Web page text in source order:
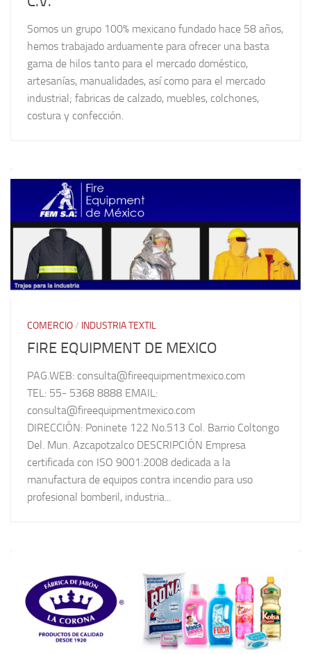
Somos un grupo 100% mexicano fundado hace 58 años,
hemos trabajado arduamente para ofrecer una basta
gama de hilos tanto para el mercado doméstico,
artesanías, manualidades, así como para el mercado
industrial; fabricas de calzado, muebles, colchones,
costura y confección.
COMERCIO/ INDUSTRIA TEXTIL
FIRE EQUIPMENT DE MEXICO
PAG.WEB: consulta@fireequipmentmexico.com
TEL: 55- 5368 8888 EMAIL:
consulta@fireequipmentmexico.com
DIRECCIÓN: Poninete 122 No.513 Col. Barrio Coltongo
Del. Mun. Azcapotzalco DESCRIPCIÓN Empresa
certificada con ISO 9001:2008 dedicada a la
manufactura de equipos contra incendio para uso
profesional bomberil, industria...